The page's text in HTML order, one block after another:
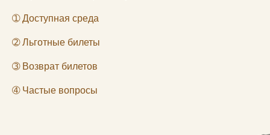
➃Частые вопросы
➀Доступная среда
➁Льготные билеты
➂ Возврат билетов